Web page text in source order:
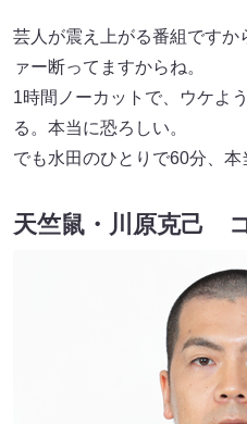
芸人が震え上がる番組ですか
ァー断ってますからね。
1時間ノーカットで、ウケよ
る。本当に恐ろしい。
でも水田のひとりで60分、本
天竺鼠・川原克己